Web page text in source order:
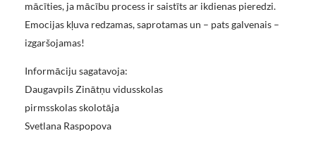
mācīties, ja mācību process ir saistīts ar ikdienas pieredzi.
Emocijas kļuva redzamas, saprotamas un – pats galvenais –
izgaršojamas!
Informāciju sagatavoja:
Daugavpils Zinātņu vidusskolas
pirmsskolas skolotāja
Svetlana Raspopova